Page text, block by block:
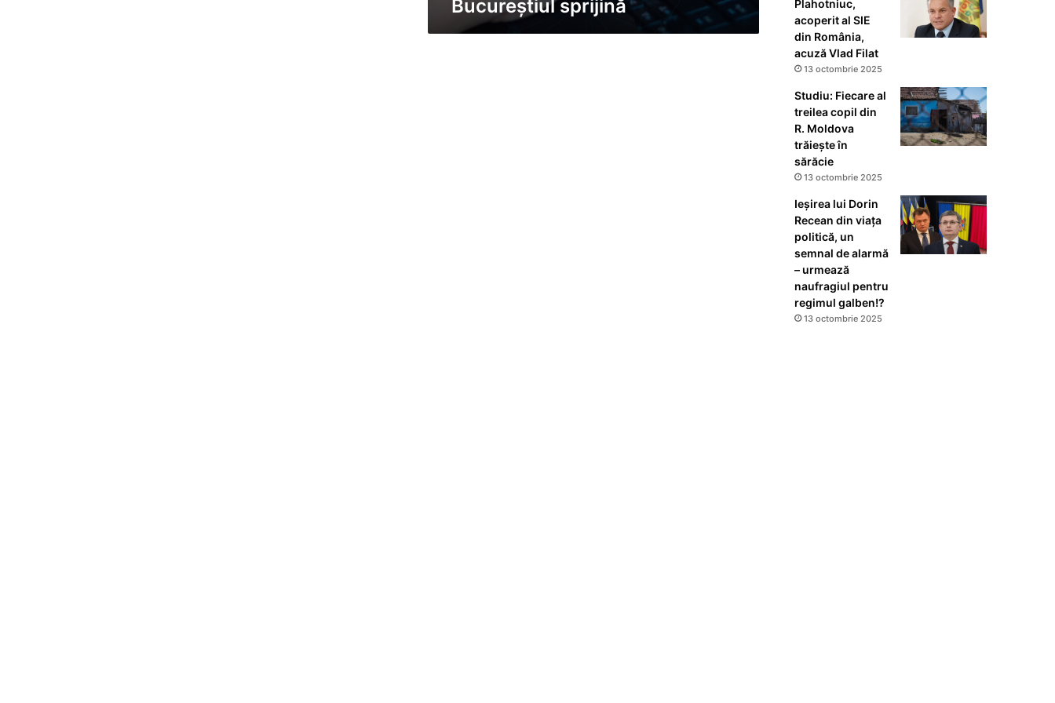
Bucureștiul sprijină
Plahotniuc,
acoperit al SIE
din România,
acuză Vlad Filat
13 octombrie 2025
Studiu: Fiecare al
treilea copil din
R. Moldova
trăiește în
sărăcie
13 octombrie 2025
Ieșirea lui Dorin
Recean din viața
politică, un
semnal de alarmă
– urmează
naufragiul pentru
regimul galben!?
13 octombrie 2025